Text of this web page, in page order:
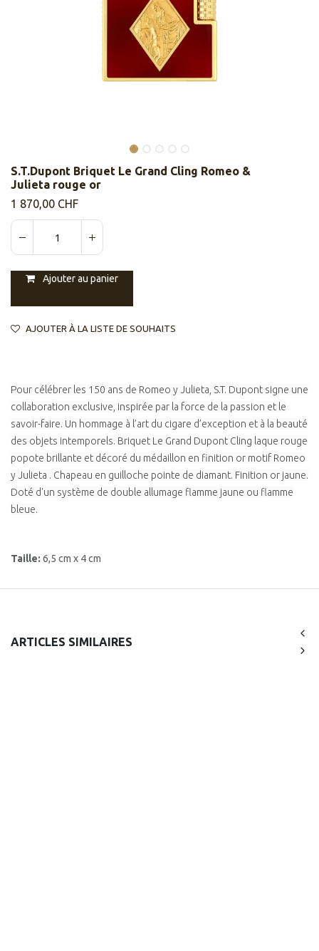
S.T.Dupont Briquet Le Grand Cling Romeo &
Julieta rouge or
1 870,00 CHF
Ajouter au panier
AJOUTER À LA LISTE DE SOUHAITS
Pour célébrer les 150 ans de Romeo y Julieta, S.T. Dupont signe une
collaboration exclusive, inspirée par la force de la passion et le
savoir-faire. Un hommage à l’art du cigare d’exception et à la beauté
des objets intemporels. Briquet Le Grand Dupont Cling laque rouge
popote brillante et décoré du médaillon en finition or motif Romeo
y Julieta . Chapeau en guilloche pointe de diamant. Finition or jaune.
Doté d'un système de double allumage flamme jaune ou flamme
bleue.
Taille: 6,5 cm x 4 cm
ARTICLES SIMILAIRES